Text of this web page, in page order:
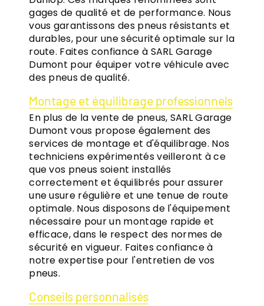
gages de qualité et de performance. Nous
vous garantissons des pneus résistants et
durables, pour une sécurité optimale sur la
route. Faites confiance à SARL Garage
Dumont pour équiper votre véhicule avec
des pneus de qualité.
Montage et équilibrage professionnels
En plus de la vente de pneus, SARL Garage
Dumont vous propose également des
services de montage et d'équilibrage. Nos
techniciens expérimentés veilleront à ce
que vos pneus soient installés
correctement et équilibrés pour assurer
une usure régulière et une tenue de route
optimale. Nous disposons de l'équipement
nécessaire pour un montage rapide et
efficace, dans le respect des normes de
sécurité en vigueur. Faites confiance à
notre expertise pour l'entretien de vos
pneus.
Conseils personnalisés